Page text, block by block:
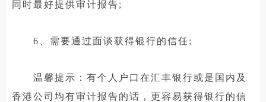
同时最好提供审计报告;
6、需要通过面谈获得银行的信任;
温馨提示：有个人户口在汇丰银行或是国内及
香港公司均有审计报告的话，更容易获得银行的信